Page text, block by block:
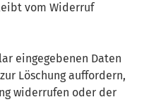
vom Widerruf
eingegebenen Daten
Löschung auffordern,
widerrufen oder der